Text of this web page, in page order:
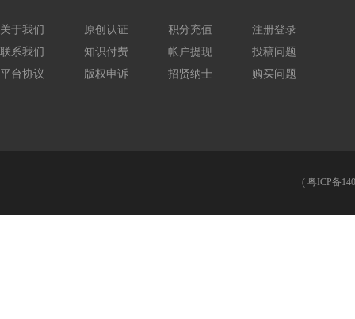
关于我们
联系我们
平台协议
原创认证
知识付费
版权申诉
积分充值
帐户提现
招贤纳士
注册登录
投稿问题
购买问题
( 粤ICP备